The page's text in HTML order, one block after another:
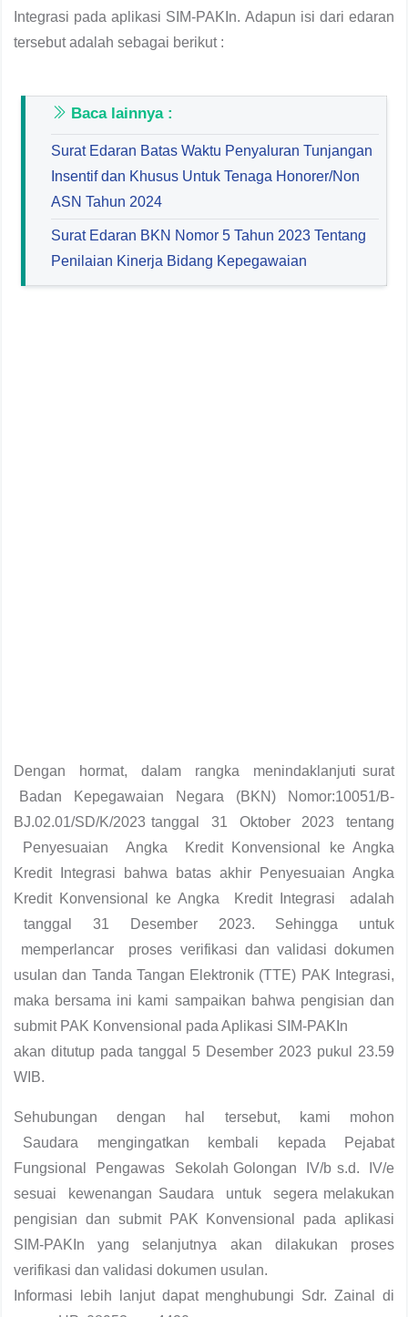
Integrasi pada aplikasi SIM-PAKIn. Adapun isi dari edaran
tersebut adalah sebagai berikut :
Baca lainnya :
Surat Edaran Batas Waktu Penyaluran Tunjangan
Insentif dan Khusus Untuk Tenaga Honorer/Non
ASN Tahun 2024
Surat Edaran BKN Nomor 5 Tahun 2023 Tentang
Penilaian Kinerja Bidang Kepegawaian
Dengan hormat, dalam rangka menindaklanjuti surat
Badan Kepegawaian Negara (BKN) Nomor:10051/B-
BJ.02.01/SD/K/2023 tanggal 31 Oktober 2023 tentang
Penyesuaian Angka Kredit Konvensional ke Angka
Kredit Integrasi bahwa batas akhir Penyesuaian Angka
Kredit Konvensional ke Angka Kredit Integrasi adalah
tanggal 31 Desember 2023. Sehingga untuk
memperlancar proses verifikasi dan validasi dokumen
usulan dan Tanda Tangan Elektronik (TTE) PAK Integrasi,
maka bersama ini kami sampaikan bahwa pengisian dan
submit PAK Konvensional pada Aplikasi SIM-PAKIn
akan ditutup pada tanggal 5 Desember 2023 pukul 23.59
WIB.
Sehubungan dengan hal tersebut, kami mohon
Saudara mengingatkan kembali kepada Pejabat
Fungsional Pengawas Sekolah Golongan IV/b s.d. IV/e
sesuai kewenangan Saudara untuk segera melakukan
pengisian dan submit PAK Konvensional pada aplikasi
SIM-PAKIn yang selanjutnya akan dilakukan proses
verifikasi dan validasi dokumen usulan.
Informasi lebih lanjut dapat menghubungi Sdr. Zainal di